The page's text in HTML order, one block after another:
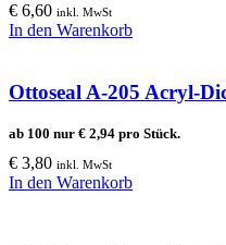
€ 6,60 inkl. MwSt
In den Warenkorb
Ottoseal A-205 Acryl-
ab 100 nur € 2,94 pro Stück.
€ 3,80 inkl. MwSt
In den Warenkorb